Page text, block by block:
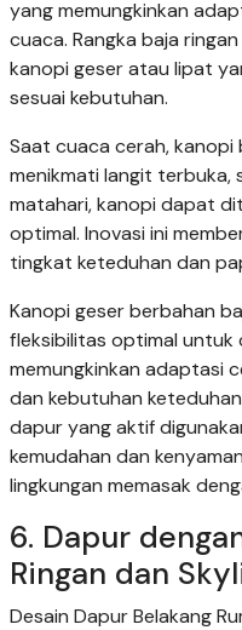
yang memungkinkan
cuaca. Rangka baja
kanopi geser atau lipat
sesuai kebutuhan.
Saat cuaca cerah,
menikmati langit terbuka,
matahari, kanopi dapat
optimal. Inovasi ini
tingkat keteduhan dan
Kanopi geser berbahan
fleksibilitas optimal untuk
memungkinkan adaptasi
dan kebutuhan
dapur yang aktif
kemudahan dan
lingkungan memasak
6. Dapur
Ringan dan
Desain Dapur Belakang